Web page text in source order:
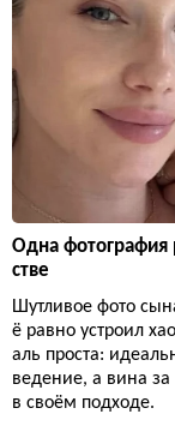
Одна фотография
стве
Шутливое фото
ё равно устроил
аль проста:
ведение, а вина
в своём подходе.